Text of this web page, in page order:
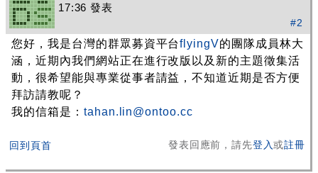
17:36 發表
#2
您好，我是台灣的群眾募資平台flyingV的團隊成員林大
涵，近期內我們網站正在進行改版以及新的主題徵集活
動，很希望能與專業從事者請益，不知道近期是否方便
拜訪請教呢？
我的信箱是： tahan.lin@ontoo.cc
回到頁首 發表回應前，請先登入或註冊